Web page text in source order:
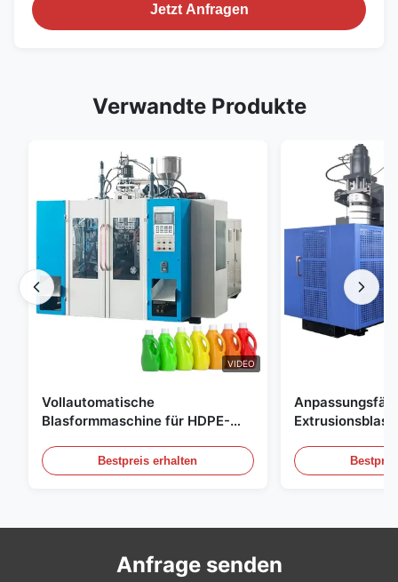
Jetzt Anfragen
Verwandte Produkte
VIDEO
Vollautomatische
Blasformmaschine für HDPE-
PE-FlaschenBestpreis erhalten
Blasformgeräte
Anfrage senden